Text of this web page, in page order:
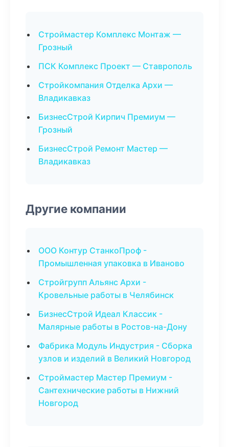
Строймастер Комплекс Монтаж —
Грозный
ПСК Комплекс Проект — Ставрополь
Стройкомпания Отделка Архи —
Владикавказ
БизнесСтрой Кирпич Премиум —
Грозный
БизнесСтрой Ремонт Мастер —
Владикавказ
Другие компании
ООО Контур СтанкоПроф -
Промышленная упаковка в Иваново
Стройгрупп Альянс Архи -
Кровельные работы в Челябинск
БизнесСтрой Идеал Классик -
Малярные работы в Ростов-на-Дону
Фабрика Модуль Индустрия - Сборка
узлов и изделий в Великий Новгород
Строймастер Мастер Премиум -
Сантехнические работы в Нижний
Новгород